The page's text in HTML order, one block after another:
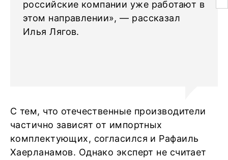
российские компании уже работают в
этом направлении», — рассказал
Илья Лягов.
С тем, что отечественные производители
частично зависят от импортных
комплектующих, согласился и Рафаиль
Хаерланамов. Однако эксперт не считает